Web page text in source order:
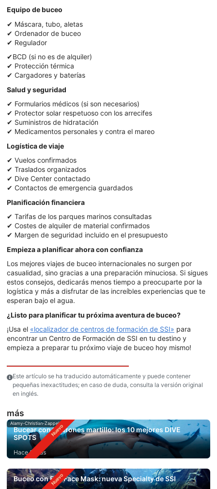
Equipo de buceo
✔ Máscara, tubo, aletas
✔ Ordenador de buceo
✔ Regulador
✔BCD (si no es de alquiler)
✔ Protección térmica
✔ Cargadores y baterías
Salud y seguridad
✔ Formularios médicos (si son necesarios)
✔ Protector solar respetuoso con los arrecifes
✔ Suministros de hidratación
✔ Medicamentos personales y contra el mareo
Logística de viaje
✔ Vuelos confirmados
✔ Traslados organizados
✔ Dive Center contactado
✔ Contactos de emergencia guardados
Planificación financiera
✔ Tarifas de los parques marinos consultadas
✔ Costes de alquiler de material confirmados
✔ Margen de seguridad incluido en el presupuesto
Empieza a planificar ahora con confianza
Los mejores viajes de buceo internacionales no surgen por
casualidad, sino gracias a una preparación minuciosa. Si sigues
estos consejos, dedicarás menos tiempo a preocuparte por la
logística y más a disfrutar de las increíbles experiencias que te
esperan bajo el agua.
¿Listo para planificar tu próxima aventura de buceo?
¡Usa el «localizador de centros de formación de SSI» para
encontrar un Centro de Formación de SSI en tu destino y
empieza a preparar tu próximo viaje de buceo hoy mismo!
Este artículo se ha traducido automáticamente y puede contener
pequeñas inexactitudes; en caso de duda, consulta la versión original
en inglés.
más
Alamy-Christian-Zappel
Bucear con tiburones martillo: los 10 mejores DIVE
SPOTS
Hace 2 días
Buceo con Full Face Mask: nueva Specialty de SSI